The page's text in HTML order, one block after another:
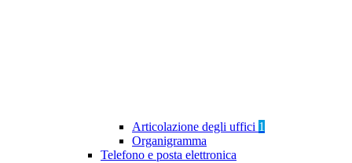
Articolazione degli uffici 1
Organigramma
Telefono e posta elettronica